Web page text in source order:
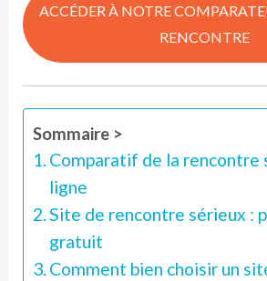
ACCÉDER À NOTRE
RENCONTRE
Sommaire >
Comparatif de la rencontre
ligne
Site de rencontre sérieux :
gratuit
Comment bien choisir un